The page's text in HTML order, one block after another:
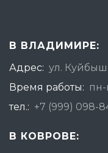
В ВЛАДИМИРЕ:
Адрес: ул.
Время работы: пн-
тел.: +7 (999) 098-
В КОВРОВЕ: